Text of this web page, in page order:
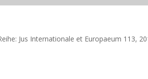
Jus Internationale et Europaeum 113,